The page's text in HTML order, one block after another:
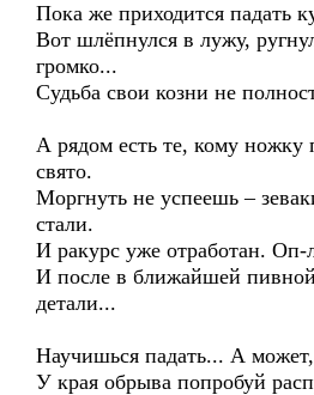
Пока же приходится падать
Вот шлёпнулся в лужу,
громко...
Судьба свои козни не
А рядом есть те, кому ножку
свято.
Моргнуть не успеешь –
стали.
И ракурс уже отработан. Оп-
И после в ближайшей пивной
детали...
Научишься падать... А может,
У края обрыва попробуй